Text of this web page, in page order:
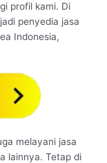
profil kami. Di
penyedia jasa
Indonesia,
melayani jasa
lainnya. Tetap di